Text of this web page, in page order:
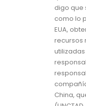
digo que
como lo
EUA,
recursos
China,